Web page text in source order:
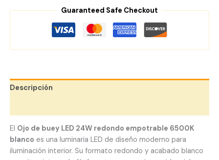
Guaranteed Safe Checkout
Descripción
El Ojo de buey LED 24W redondo empotrable 6500K
blanco es una luminaria LED de diseño moderno para
iluminación interior. Su formato redondo y acabado blanco